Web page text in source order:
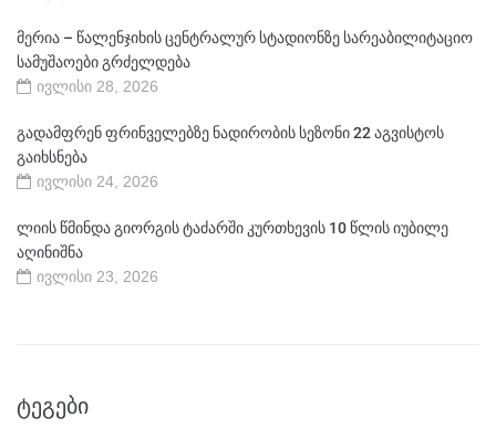
მერია – წალენჯიხის ცენტრალურ სტადიონზე სარეაბილიტაციო
სამუშაოები გრძელდება
ივლისი 28, 2026
გადამფრენ ფრინველებზე ნადირობის სეზონი 22 აგვისტოს
გაიხსნება
ივლისი 24, 2026
ლიის წმინდა გიორგის ტაძარში კურთხევის 10 წლის იუბილე
აღინიშნა
ივლისი 23, 2026
ᲢᲔᲒᲔᲑᲘ